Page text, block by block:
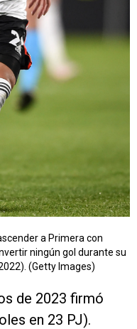
a Primera con
ningún gol durante su
(Getty Images)
de 2023 firmó
en 23 PJ).